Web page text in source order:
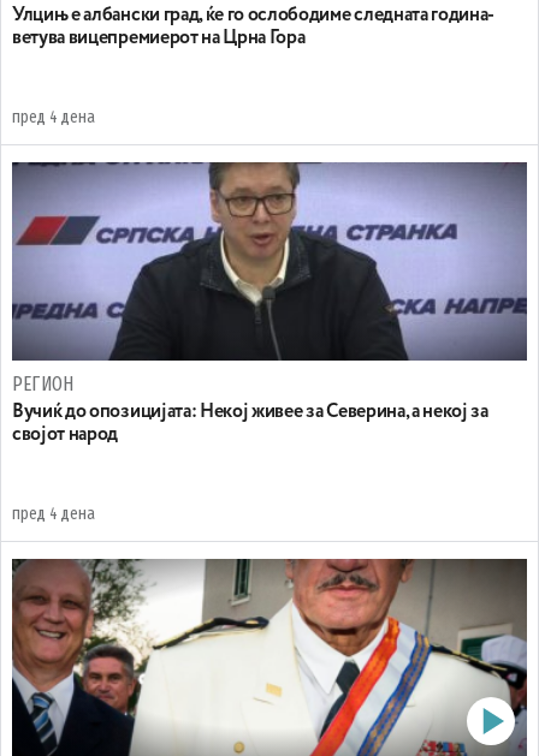
Улцињ е албански град, ќе го ослободиме следната година-
ветува вицепремиерот на Црна Гора
пред 4 дена
РЕГИОН
Вучиќ до опозицијата: Некој живее за Северина, а некој за
својот народ
пред 4 дена